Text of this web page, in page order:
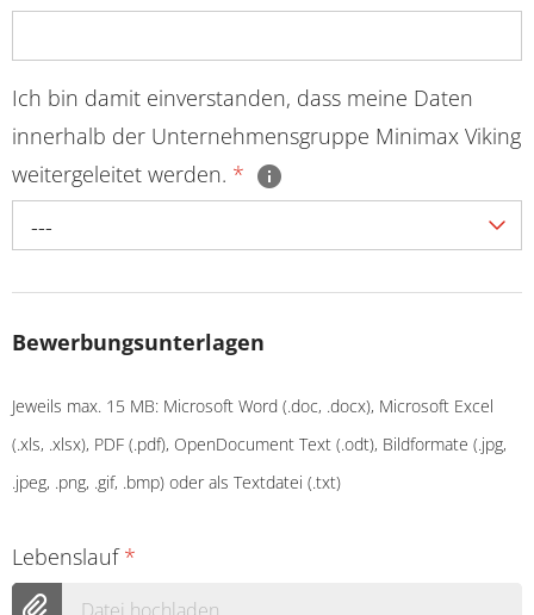
Ich bin damit einverstanden, dass meine Daten
innerhalb der Unternehmensgruppe Minimax Viking
weitergeleitet werden. *
---
Bewerbungsunterlagen
Jeweils max. 15 MB: Microsoft Word (.doc, .docx), Microsoft Excel
(.xls, .xlsx), PDF (.pdf), OpenDocument Text (.odt), Bildformate (.jpg,
.jpeg, .png, .gif, .bmp) oder als Textdatei (.txt)
Lebenslauf*
Datei hochladen